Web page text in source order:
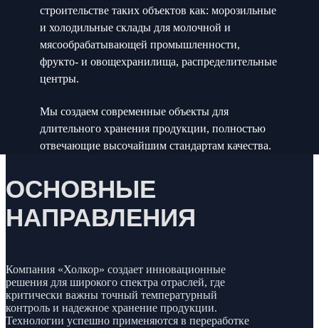
строительстве таких объектов как: морозильные
и холодильные склады для молочной и
мясообрабатывающей промышленности,
фрукто- и овощехранилища, распределительные
центры.
Мы создаем современные объекты для
длительного хранения продукции, полностью
отвечающие высочайшим стандартам качества.
ОСНОВНЫЕ
НАПРАВЛЕНИЯ
Компания «Холкор» создает инновационные
решения для широкого спектра отраслей, где
критически важны точный температурный
контроль и надежное хранение продукции.
Технологии успешно применяются в переработке